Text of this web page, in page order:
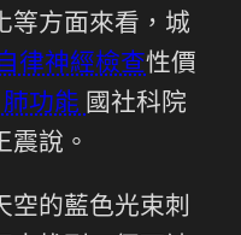
等方面來看，城
律神經檢查性價
功能 國社科院
震說。
空的藍色光束刺